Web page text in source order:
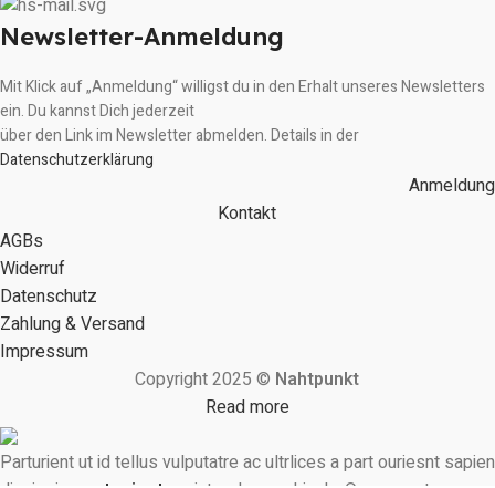
Newsletter-Anmeldung
Mit Klick auf „Anmeldung“ willigst du in den Erhalt unseres Newsletters
ein. Du kannst Dich jederzeit
über den Link im Newsletter abmelden. Details in der
Datenschutzerklärung
Anmeldung
Kontakt
AGBs
Widerruf
Datenschutz
Zahlung & Versand
Impressum
Copyright 2025 © Nahtpunkt
Read more
Parturient ut id tellus vulputatre ac ultrlices a part ouriesnt sapien